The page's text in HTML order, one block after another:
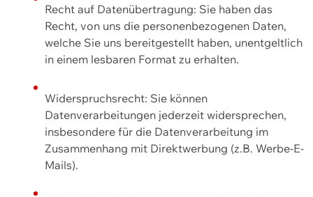
Recht auf Datenübertragung: Sie haben das
Recht, von uns die personenbezogenen Daten,
welche Sie uns bereitgestellt haben, unentgeltlich
in einem lesbaren Format zu erhalten.
Widerspruchsrecht: Sie können
Datenverarbeitungen jederzeit widersprechen,
insbesondere für die Datenverarbeitung im
Zusammenhang mit Direktwerbung (z.B. Werbe-E-
Mails).